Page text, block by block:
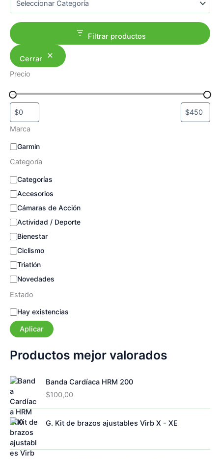
Filtrar productos
Cerrar
Precio
Marca
M
r
c
a
Garmin
Categoría
C
t
e
g
o
r
í
a
Categorías
Accesorios
Cámaras de Acción
Actividad / Deporte
Bienestar
Ciclismo
Triatlón
Novedades
Estado
E
s
t
d
o
Hay existencias
Aplicar
Productos mejor valorados
Banda Cardíaca HRM 200
$100,00
G. Kit de brazos ajustables Virb X - XE